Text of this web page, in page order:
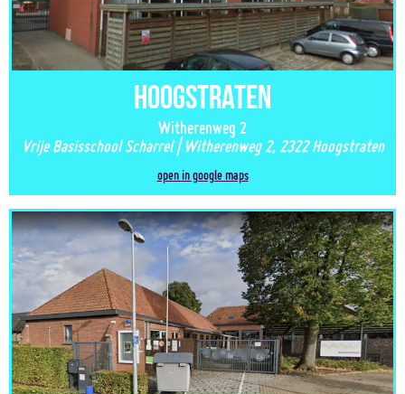
Hoogstraten
Witherenweg 2
Vrije Basisschool Scharrel | Witherenweg 2, 2322 Hoogstraten
open in google maps